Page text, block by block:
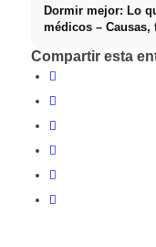
Dormir mejor: Lo
médicos – Causas,
Compartir esta